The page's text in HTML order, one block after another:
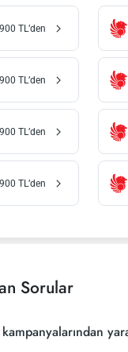
900 TL’den
900 TL’den
900 TL’den
900 TL’den
Sorular